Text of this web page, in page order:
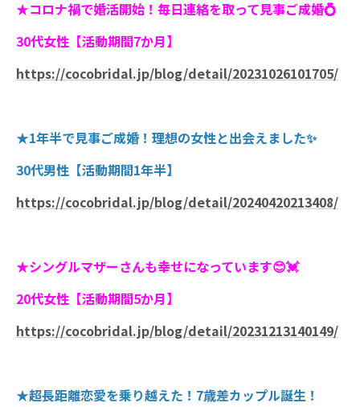
★コロナ禍で婚活開始！毎日連絡を取って見事ご成婚💍
30代女性【活動期間7か月】
https://cocobridal.jp/blog/detail/20231026101705/
★1年半で見事ご成婚！理想の女性と出会えました✨
30代男性【活動期間1年半】
https://cocobridal.jp/blog/detail/20240420213408/
★シングルマザーさんも幸せになっています😊💓
20代女性【活動期間5か月】
https://cocobridal.jp/blog/detail/20231213140149/
★超長距離恋愛を乗り越えた！7歳差カップル誕生！